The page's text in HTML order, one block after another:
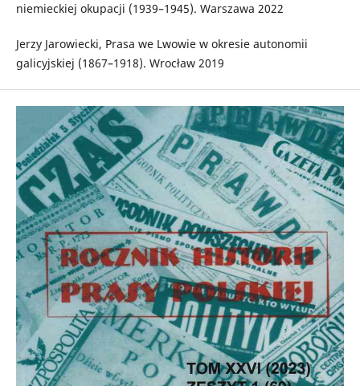
niemieckiej okupacji (1939–1945). Warszawa 2022
Jerzy Jarowiecki, Prasa we Lwowie w okresie autonomii
galicyjskiej (1867–1918). Wrocław 2019